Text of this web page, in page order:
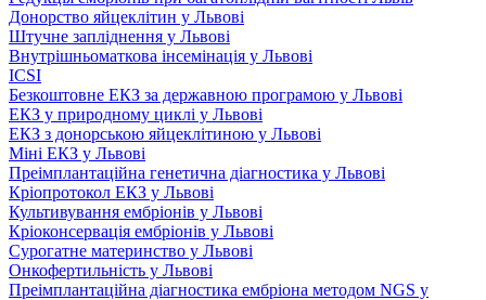
Донорство яйцеклітин у Львові
Штучне запліднення у Львові
Внутрішньоматкова інсемінація у Львові
ICSI
Безкоштовне ЕКЗ за державною програмою у Львові
ЕКЗ у природному циклі у Львові
ЕКЗ з донорською яйцеклітиною у Львові
Міні ЕКЗ у Львові
Преімплантаційна генетична діагностика у Львові
Кріопротокол ЕКЗ у Львові
Культивування ембріонів у Львові
Кріоконсервація ембріонів у Львові
Сурогатне материнство у Львові
Онкофертильність у Львові
Преімплантаційна діагностика ембріона методом NGS у